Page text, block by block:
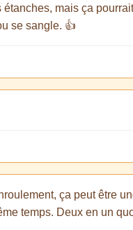
mais ça
se sangle. 👍
ça peut être
temps. Deux en un